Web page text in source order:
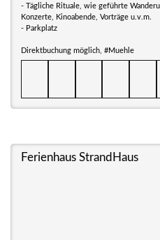
- Tägliche Rituale, wie geführte
Konzerte, Kinoabende, Vorträge u.v.m.
- Parkplatz
Direktbuchung möglich, #Muehle
Ferienhaus StrandHaus